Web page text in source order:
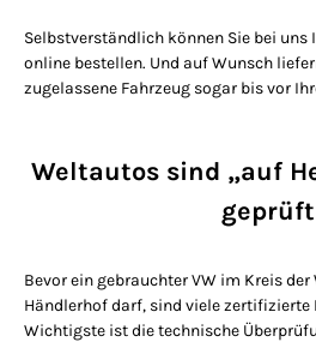
Selbstverständlich können Sie bei uns
online bestellen. Und auf Wunsch
zugelassene Fahrzeug sogar bis vor
Weltautos sind „auf
geprüft
Bevor ein gebrauchter VW im Kreis
Händlerhof darf, sind viele zertifizierte
Wichtigste ist die technische